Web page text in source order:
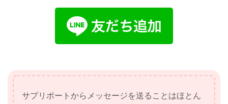
サプリポートからメッセージを送ることはほとん